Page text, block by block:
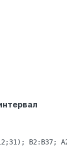
B2:B37;